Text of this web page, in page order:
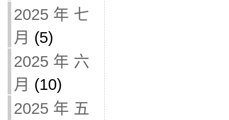
2025 年 七
月 (5)
2025 年 六
月 (10)
2025 年 五